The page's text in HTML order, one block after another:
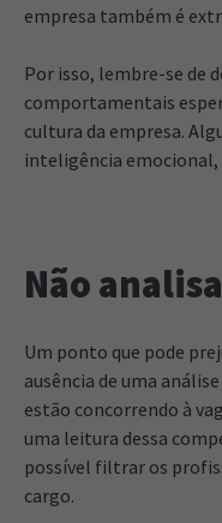
empresa também é
Por isso, lembre-se de
comportamentais
cultura da empresa.
inteligência
Não
Um ponto que pode
ausência de uma
estão concorrendo à
uma leitura dessa
possível filtrar os
cargo.